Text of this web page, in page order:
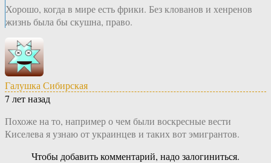
Хорошо, когда в мире есть фрики. Без клованов и хенренов
жизнь была бы скушна, право.
Галушка Сибирская
7 лет назад
Похоже на то, например о чем были воскресные вести
Киселева я узнаю от украинцев и таких вот эмигрантов.
Чтобы добавить комментарий, надо залогиниться.